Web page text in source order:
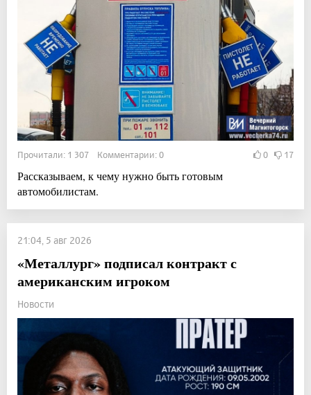
Прочитали: 1 307 Комментарии: 0 0 17
Рассказываем, к чему нужно быть готовым
автомобилистам.
21:04, 5 авг 2026
«Металлург» подписал контракт с
американским игроком
Новости